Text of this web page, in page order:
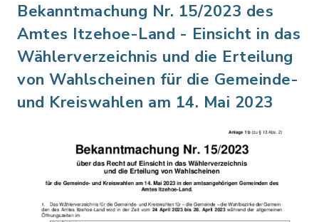
Bekanntmachung Nr. 15/2023 des
Amtes Itzehoe-Land - Einsicht in das
Wählerverzeichnis und die Erteilung
von Wahlscheinen für die Gemeinde-
und Kreiswahlen am 14. Mai 2023